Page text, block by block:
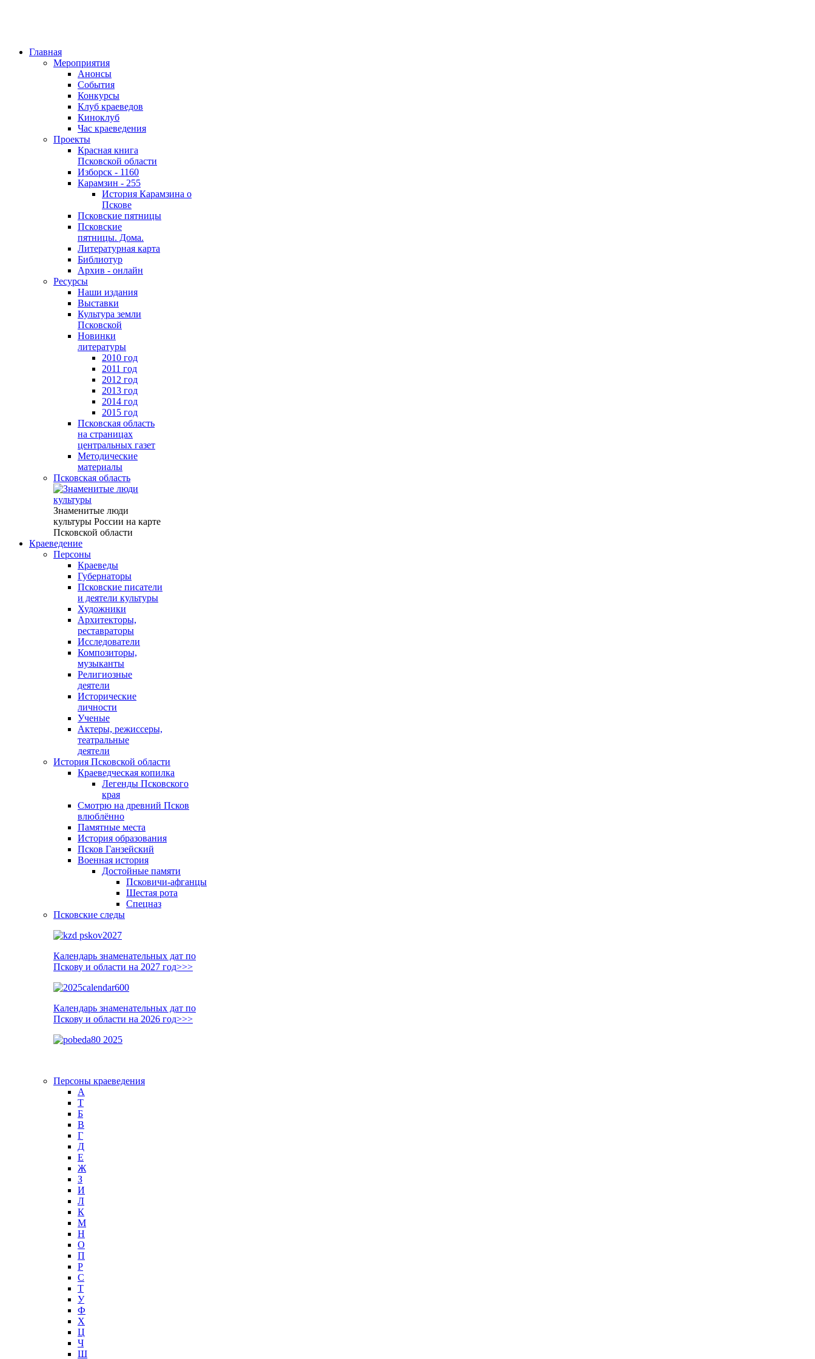
Главная
Мероприятия
Анонсы
События
Конкурсы
Клуб краеведов
Киноклуб
Час краеведения
Проекты
Красная книга
Псковской области
Изборск - 1160
Карамзин - 255
История Карамзина о
Пскове
Псковские пятницы
Псковские
пятницы. Дома.
Литературная карта
Библиотур
Архив - онлайн
Ресурсы
Наши издания
Выставки
Культура земли
Псковской
Новинки
литературы
2010 год
2011 год
2012 год
2013 год
2014 год
2015 год
Псковская область
на страницах
центральных газет
Методические
материалы
Псковская область
Знаменитые люди
культуры России на карте
Псковской области
Краеведение
Персоны
Краеведы
Губернаторы
Псковские писатели
и деятели культуры
Художники
Архитекторы,
реставраторы
Исследователи
Композиторы,
музыканты
Религиозные
деятели
Исторические
личности
Ученые
Актеры, режиссеры,
театральные
деятели
История Псковской области
Краеведческая копилка
Легенды Псковского
края
Смотрю на древний Псков
влюблённо
Памятные места
История образования
Псков Ганзейский
Военная история
Достойные памяти
Псковичи-афганцы
Шестая рота
Спецназ
Псковские следы
Календарь знаменательных дат по
Пскову и области на 2027 год>>>
Календарь знаменательных дат по
Пскову и области на 2026 год>>>
Персоны краеведения
А
T
Б
В
Г
Д
Е
Ж
З
И
Л
К
М
Н
О
П
Р
С
Т
У
Ф
Х
Ц
Ч
Ш